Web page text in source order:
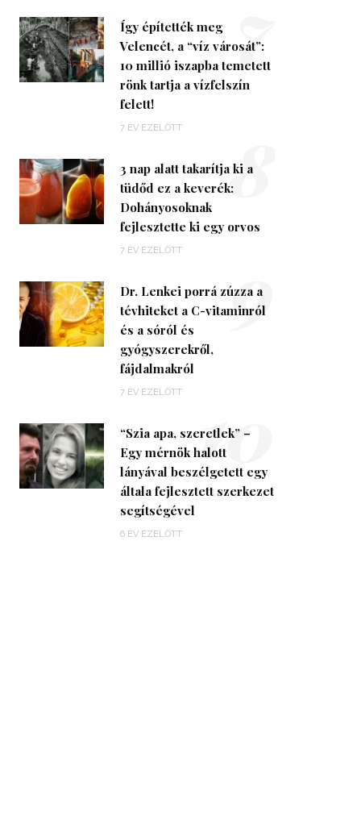
Így építették meg
Velencét, a “víz városát”:
10 millió iszapba temetett
rönk tartja a vízfelszín
felett!
7 ÉV EZELŐTT
7
3 nap alatt takarítja ki a
tüdőd ez a keverék:
Dohányosoknak
fejlesztette ki egy orvos
7 ÉV EZELŐTT
8
Dr. Lenkei porrá zúzza a
tévhiteket a C-vitaminról
és a sóról és
gyógyszerekről,
fájdalmakról
7 ÉV EZELŐTT
9
“Szia apa, szeretlek” –
Egy mérnök halott
lányával beszélgetett egy
általa fejlesztett szerkezet
segítségével
6 ÉV EZELŐTT
10